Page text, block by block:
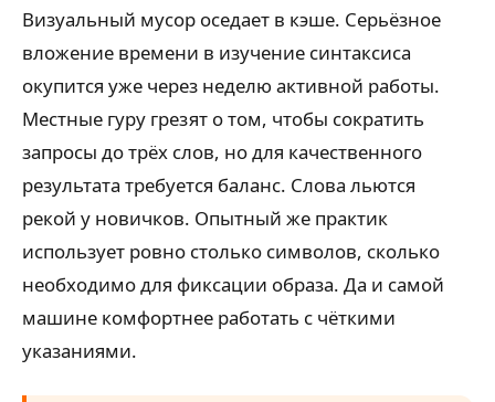
Визуальный мусор оседает в кэше. Серьёзное
вложение времени в изучение синтаксиса
окупится уже через неделю активной работы.
Местные гуру грезят о том, чтобы сократить
запросы до трёх слов, но для качественного
результата требуется баланс. Слова льются
рекой у новичков. Опытный же практик
использует ровно столько символов, сколько
необходимо для фиксации образа. Да и самой
машине комфортнее работать с чёткими
указаниями.